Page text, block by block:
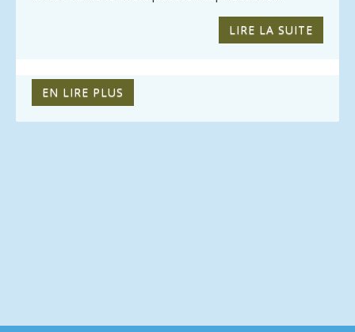
LIRE LA SUITE
EN LIRE PLUS